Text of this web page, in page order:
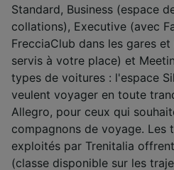
Standard, Business (espace
collations), Executive (avec
FrecciaClub dans les gares
servis à votre place) et
types de voitures : l'espace
veulent voyager en toute
Allegro, pour ceux qui
compagnons de voyage. Les
exploités par Trenitalia
(classe disponible sur les